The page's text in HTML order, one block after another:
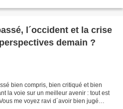
l´occident et la crise
demain ?
bien compris, bien critiqué et bien
la voie sur un meilleur avenir : tout est
me voyez ravi d´avoir bien jugé